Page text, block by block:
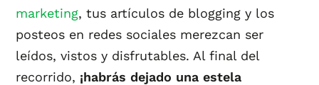
marketing, tus artículos de blogging y los
posteos en redes sociales merezcan ser
leídos, vistos y disfrutables. Al final del
recorrido, ¡habrás dejado una estela